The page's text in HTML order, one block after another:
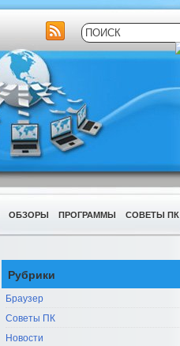
ОБЗОРЫ ПРОГРАММЫ СОВЕТЫ ПК
Рубрики
Браузер
Советы ПК
Новости